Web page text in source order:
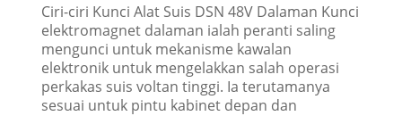
Ciri-ciri Kunci Alat Suis DSN 48V Dalaman Kunci
elektromagnet dalaman ialah peranti saling
mengunci untuk mekanisme kawalan
elektronik untuk mengelakkan salah operasi
perkakas suis voltan tinggi. Ia terutamanya
sesuai untuk pintu kabinet depan dan